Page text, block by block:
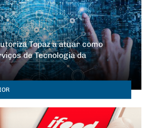
Topaz a atuar como
de Tecnologia da